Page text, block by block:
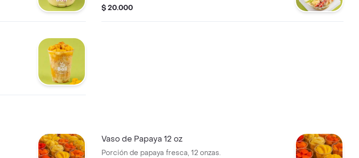
$ 20.000
Vaso de Papaya 12 oz
Porción de papaya fresca, 12 onzas.